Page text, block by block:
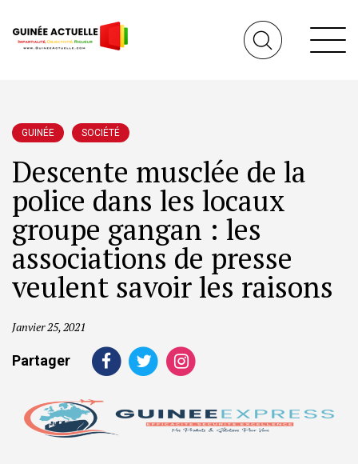
GUINÉE SOCIÉTÉ
Descente musclée de la
police dans les locaux
groupe gangan : les
associations de presse
veulent savoir les raisons
Janvier 25, 2021
Partager